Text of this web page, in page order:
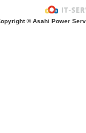
？
© Asahi Power